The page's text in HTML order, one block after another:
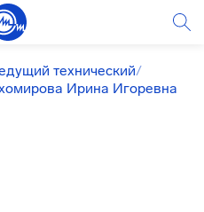
технический/
Ирина Игоревна